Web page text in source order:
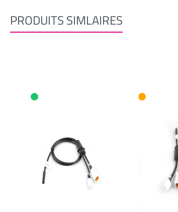
PRODUITS SIMLAIRES